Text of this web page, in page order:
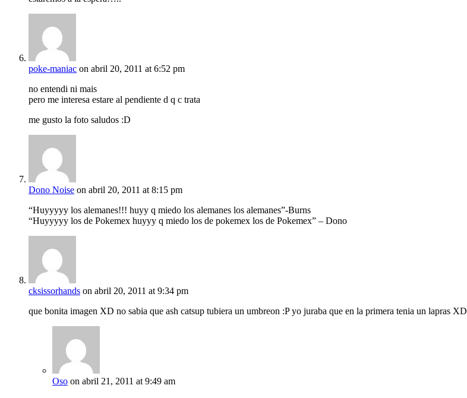
poke-maniac on abril 20, 2011 at 6:52 pm
no entendi ni mais
pero me interesa estare al pendiente d q c trata
me gusto la foto saludos :D
Dono Noise on abril 20, 2011 at 8:15 pm
“Huyyyyy los alemanes!!! huyy q miedo los alemanes los alemanes”-Burns
“Huyyyyy los de Pokemex huyyy q miedo los de pokemex los de Pokemex” – Dono
cksissorhands on abril 20, 2011 at 9:34 pm
que bonita imagen XD no sabia que ash catsup tubiera un umbreon :P yo juraba que en la primera tenia un lapras XD
Oso on abril 21, 2011 at 9:49 am